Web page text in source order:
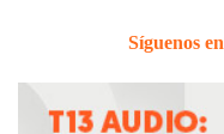
Síguenos en